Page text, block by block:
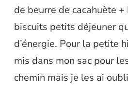
de beurre de cacahuète
biscuits petits déjeuner
d’énergie. Pour la petite
mis dans mon sac pour
chemin mais je les ai